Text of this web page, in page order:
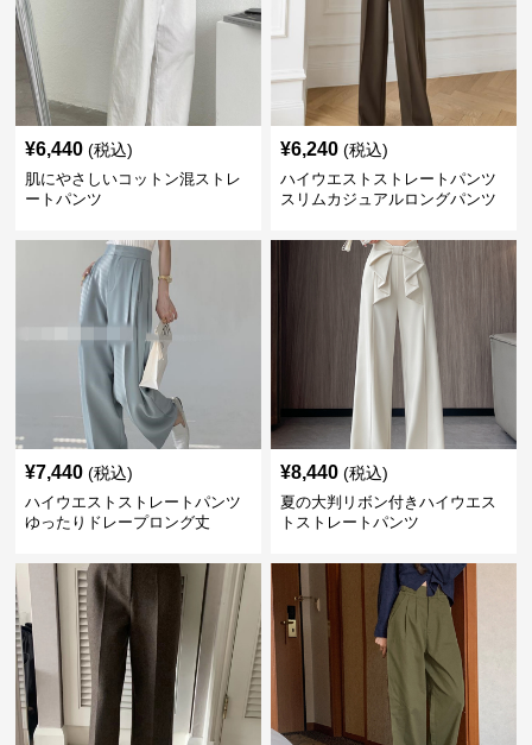
¥6,440 (税込)
肌にやさしいコットン混ストレ
ートパンツ
¥6,240 (税込)
ハイウエストストレートパンツ
スリムカジュアルロングパンツ
¥7,440 (税込)
ハイウエストストレートパンツ
ゆったりドレープロング丈
¥8,440 (税込)
夏の大判リボン付きハイウエス
トストレートパンツ